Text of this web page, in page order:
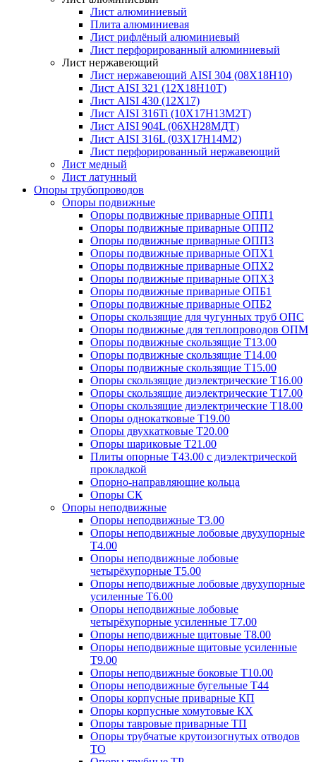
Лист алюминиевый
Плита алюминиевая
Лист рифлёный алюминиевый
Лист перфорированный алюминиевый
Лист нержавеющий
Лист нержавеющий AISI 304 (08Х18Н10)
Лист AISI 321 (12Х18Н10Т)
Лист AISI 430 (12Х17)
Лист AISI 316Ti (10Х17Н13М2Т)
Лист AISI 904L (06ХН28МДТ)
Лист AISI 316L (03Х17Н14М2)
Лист перфорированный нержавеющий
Лист медный
Лист латунный
Опоры трубопроводов
Опоры подвижные
Опоры подвижные приварные ОПП1
Опоры подвижные приварные ОПП2
Опоры подвижные приварные ОПП3
Опоры подвижные приварные ОПХ1
Опоры подвижные приварные ОПХ2
Опоры подвижные приварные ОПХ3
Опоры подвижные приварные ОПБ1
Опоры подвижные приварные ОПБ2
Опоры скользящие для чугунных труб ОПС
Опоры подвижные для теплопроводов ОПМ
Опоры подвижные скользящие Т13.00
Опоры подвижные скользящие Т14.00
Опоры подвижные скользящие Т15.00
Опоры скользящие диэлектрические Т16.00
Опоры скользящие диэлектрические Т17.00
Опоры скользящие диэлектрические Т18.00
Опоры однокатковые Т19.00
Опоры двухкатковые Т20.00
Опоры шариковые Т21.00
Плиты опорные Т43.00 с диэлектрической
прокладкой
Опорно-направляющие кольца
Опоры СК
Опоры неподвижные
Опоры неподвижные Т3.00
Опоры неподвижные лобовые двухупорные
Т4.00
Опоры неподвижные лобовые
четырёхупорные Т5.00
Опоры неподвижные лобовые двухупорные
усиленные Т6.00
Опоры неподвижные лобовые
четырёхупорные усиленные Т7.00
Опоры неподвижные щитовые Т8.00
Опоры неподвижные щитовые усиленные
Т9.00
Опоры неподвижные боковые Т10.00
Опоры неподвижные бугельные Т44
Опоры корпусные приварные КП
Опоры корпусные хомутовые КХ
Опоры тавровые приварные ТП
Опоры трубчатые крутоизогнутых отводов
ТО